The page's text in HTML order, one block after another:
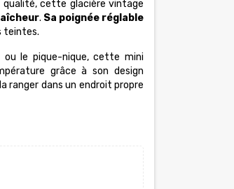
qualité, cette glacière vintage
. Sa poignée réglable
teintes.
ou le pique-nique, cette mini
grâce à son design
ranger dans un endroit propre